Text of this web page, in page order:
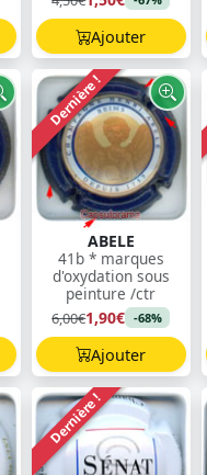
Ajouter
Dernière !
ABELE
41b * marques
d'oxydation sous
peinture /ctr
6,00€1,90€ -68%
Ajouter
Dernière !